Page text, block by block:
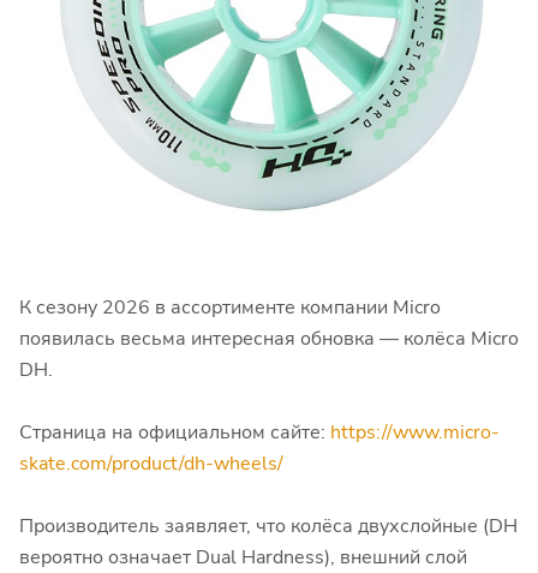
К сезону 2026 в ассортименте компании Micro
появилась весьма интересная обновка — колёса Micro
DH.
Страница на официальном сайте: https://www.micro-
skate.com/product/dh-wheels/
Производитель заявляет, что колёса двухслойные (DH
вероятно означает Dual Hardness), внешний слой